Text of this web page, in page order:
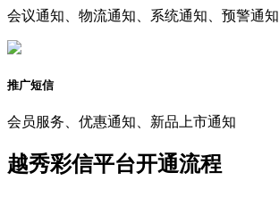
会议通知、物流通知、系统通知、预警通知
推广短信
会员服务、优惠通知、新品上市通知
越秀彩信平台开通流程